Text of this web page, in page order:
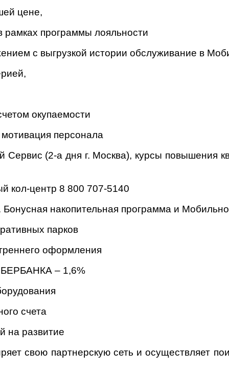
цене,
рамках программы лояльности
с выгрузкой истории обслуживание в
окупаемости
персонала
Сервис (2-а дня г. Москва), курсы повышения
кол-центр 8 800 707-5140
Бонусная накопительная программа и
парков
оформления
– 1,6%
счета
на развитие
свою партнерскую сеть и осуществляет